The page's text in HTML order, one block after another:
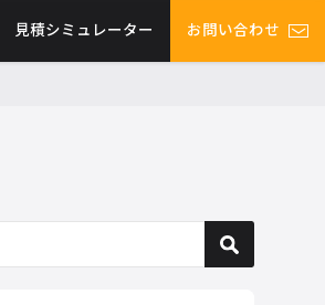
見積シミュレーター お問い合わせ